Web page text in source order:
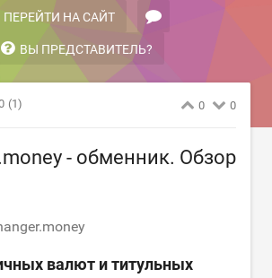
ПЕРЕЙТИ НА САЙТ
ВЫ ПРЕДСТАВИТЕЛЬ?
(1) 0 0
- обменник. Обзор
валют и титульных